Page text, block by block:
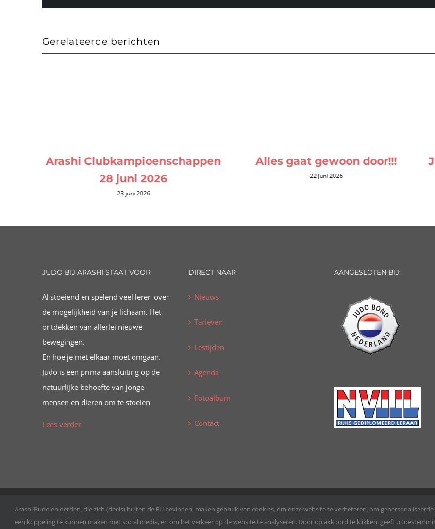
Gerelateerde berichten
Arashi Clubkampioenschappen
28 juni 2026
23 juni 2026
Alles gaat gewoon door!!!
22 juni 2026
JUDO BIJ ARASHI STAAT VOOR:
Al stoeiend en spelend veel leren over
de mogelijkheid van je lichaam. Het
ontdekken van allerlei nieuwe
bewegingen.
En hoe je met elkaar moet omgaan.
Judo is een prima aansluiting op de
natuurlijke behoefte van jonge
mensen en dieren om te stoeien.
Lees verder
DIRECT NAAR
Nieuws
Tarieven
Lestijden
Agenda
Fotoalbum
Contact
AANGESLOTEN BIJ:
Alle rechten voorbehouden © 2026 Arashi Budo
Arashi Budo en derden, die zich (deels) buiten de EU bevinden, maken gebruik van cookies, om onze website te verbeteren, om
een koppeling te kunnen maken met social media, en om het verkeer op de website te analyseren. Door op akkoord te klikken, geeft u